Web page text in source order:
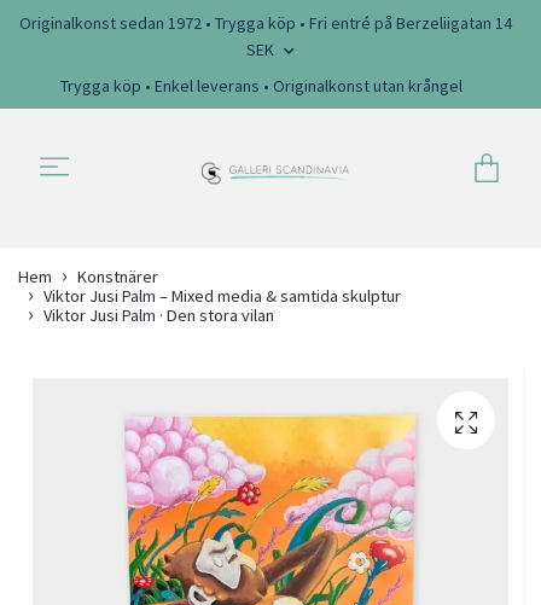
Originalkonst sedan 1972 • Trygga köp • Fri entré på Berzeliigatan 14
SEK
Trygga köp • Enkel leverans • Originalkonst utan krångel
Hem
Konstnärer
Viktor Jusi Palm – Mixed media & samtida skulptur
Viktor Jusi Palm · Den stora vilan